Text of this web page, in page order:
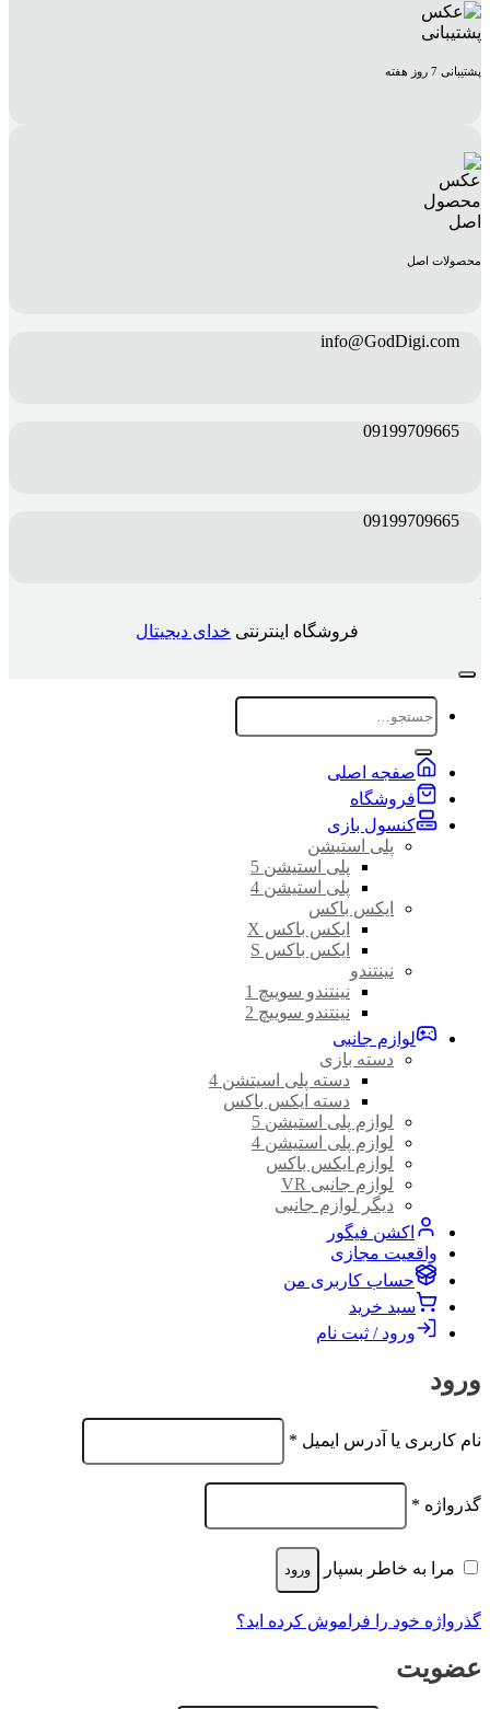
پشتیبانی 7 روز هفته
محصولات اصل
info@GodDigi.com
09199709665
09199709665
فروشگاه اینترنتی خدای دیجیتال
جستجو
برای:
صفجه اصلی
فروشگاه
کنسول بازی
پلی استیشن
پلی استیشن 5
پلی استیشن 4
ایکس باکس
ایکس باکس X
ایکس باکس S
نینتندو
نینتندو سوییچ 1
نینتندو سوییچ 2
لوازم جانبی
دسته بازی
دسته پلی اسیتشن 4
دسته ایکس باکس
لوازم پلی استیشن 5
لوازم پلی استیشن 4
لوازم ایکس باکس
لوازم جانبی VR
دیگر لوازم جانبی
اکشن فیگور
واقعیت مجازی
حساب کاربری من
سبد خرید
ورود / ثبت نام
ورود
نام کاربری یا آدرس ایمیل *
الزامی
گذرواژه *
الزامی
مرا به خاطر بسپار ورود
گذرواژه خود را فراموش کرده اید؟
عضویت